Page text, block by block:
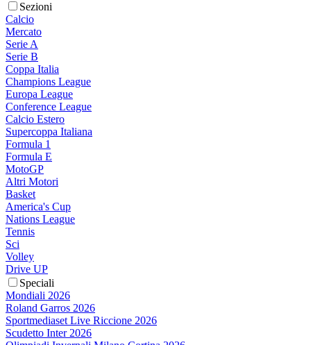
Sezioni
Calcio
Mercato
Serie A
Serie B
Coppa Italia
Champions League
Europa League
Conference League
Calcio Estero
Supercoppa Italiana
Formula 1
Formula E
MotoGP
Altri Motori
Basket
America's Cup
Nations League
Tennis
Sci
Volley
Drive UP
Speciali
Mondiali 2026
Roland Garros 2026
Sportmediaset Live Riccione 2026
Scudetto Inter 2026